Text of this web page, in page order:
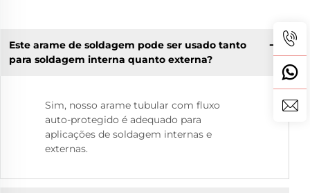
Este arame de soldagem pode ser usado tanto
para soldagem interna quanto externa?
Sim, nosso arame tubular com fluxo
auto-protegido é adequado para
aplicações de soldagem internas e
externas.